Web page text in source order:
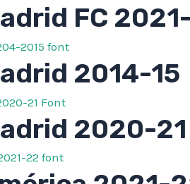
FC
2014-15
2020-21